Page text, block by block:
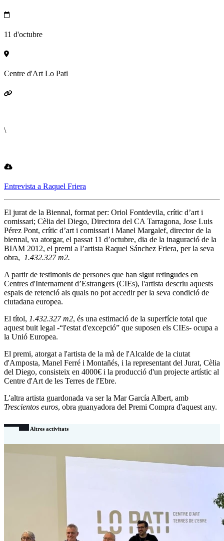
11 d'octubre
Centre d'Art Lo Pati
\
Entrevista a Raquel Friera
El jurat de la Biennal, format per: Oriol Fontdevila, crític d’art i
comissari; Cèlia del Diego, Directora del CA Tarragona, Jose Luis
Pérez Pont, crític d’art i comissari i Manel Margalef, director de la
biennal, va atorgar, el passat 11 d’octubre, dia de la inaguració de la
BIAM 2012, el premi a l’artista Raquel Sánchez Friera, per la seva
obra,
1.432.327 m2.
A partir de testimonis de persones que han sigut retingudes en
Centres d'Internament d’Estrangers (CIEs), l'artista descriu aquests
espais de retenció als quals no pot accedir per la seva condició de
ciutadana europea.
El títol, 1.432.327 m2, és una estimació de la superfície total que
aquest buit legal -“l'estat d'excepció” que suposen els CIEs- ocupa a
la Unió Europea.
El premi, atorgat a l'artista de la mà de l'Alcalde de la ciutat
d'Amposta, Manel Ferré i Montañés, i la representant del Jurat, Cèlia
del Diego, consisteix en 4000€ i la producció d'un projecte artístic al
Centre d'Art de les Terres de l'Ebre.
L'altra artista guardonada va ser la Mar García Albert, amb
Trescientos euros, obra guanyadora del Premi Compra d'aquest any.
Altres activitats